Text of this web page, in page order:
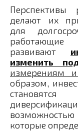
Перспективы
делают их
для
развивают
изменить
измерениям
образом,
которые